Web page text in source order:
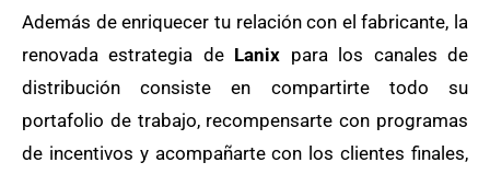
Además de enriquecer tu relación con el fabricante, la
renovada estrategia de Lanix para los canales de
distribución consiste en compartirte todo su
portafolio de trabajo, recompensarte con programas
de incentivos y acompañarte con los clientes finales,